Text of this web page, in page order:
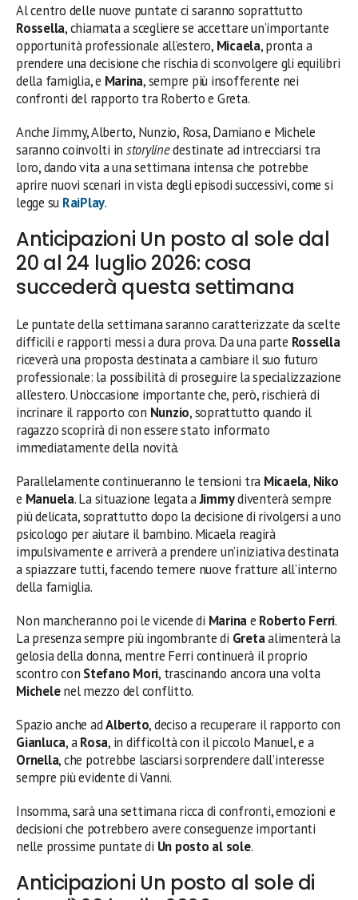
Al centro delle nuove puntate ci saranno soprattutto
Rossella, chiamata a scegliere se accettare un’importante
opportunità professionale all’estero, Micaela, pronta a
prendere una decisione che rischia di sconvolgere gli equilibri
della famiglia, e Marina, sempre più insofferente nei
confronti del rapporto tra Roberto e Greta.
Anche Jimmy, Alberto, Nunzio, Rosa, Damiano e Michele
saranno coinvolti in storylinedestinate ad intrecciarsi tra
loro, dando vita a una settimana intensa che potrebbe
aprire nuovi scenari in vista degli episodi successivi, come si
legge su RaiPlay.
Anticipazioni Un posto al sole dal
20 al 24 luglio 2026: cosa
succederà questa settimana
Le puntate della settimana saranno caratterizzate da scelte
difficili e rapporti messi a dura prova. Da una parte Rossella
riceverà una proposta destinata a cambiare il suo futuro
professionale: la possibilità di proseguire la specializzazione
all’estero. Un’occasione importante che, però, rischierà di
incrinare il rapporto con Nunzio, soprattutto quando il
ragazzo scoprirà di non essere stato informato
immediatamente della novità.
Parallelamente continueranno le tensioni tra Micaela, Niko
e Manuela. La situazione legata aJimmydiventerà sempre
più delicata, soprattutto dopo la decisione di rivolgersi a uno
psicologo per aiutare il bambino. Micaela reagirà
impulsivamente e arriverà a prendere un’iniziativa destinata
a spiazzare tutti, facendo temere nuove fratture all’interno
della famiglia.
Non mancheranno poi le vicende di Marinae Roberto Ferri.
La presenza sempre più ingombrante di Gretaalimenterà la
gelosia della donna, mentre Ferri continuerà il proprio
scontro con Stefano Mori, trascinando ancora una volta
Michelenel mezzo del conflitto.
Spazio anche adAlberto, deciso a recuperare il rapporto con
Gianluca, aRosa, in difficoltà con il piccolo Manuel, e a
Ornella, che potrebbe lasciarsi sorprendere dall’interesse
sempre più evidente di Vanni.
Insomma, sarà una settimana ricca di confronti, emozioni e
decisioni che potrebbero avere conseguenze importanti
nelle prossime puntate di Un posto al sole.
Anticipazioni Un posto al sole di